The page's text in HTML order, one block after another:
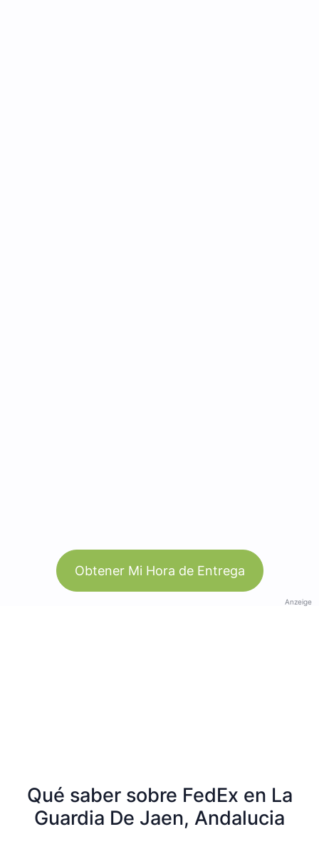
Obtener Mi Hora de Entrega
Anzeige
Qué saber sobre FedEx en La
Guardia De Jaen, Andalucia